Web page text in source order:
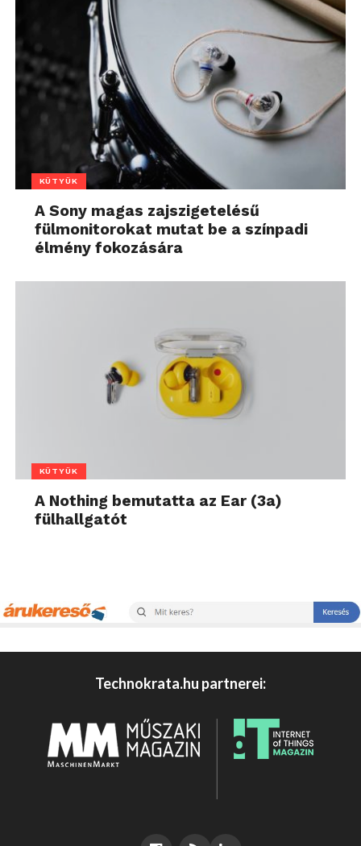
KÜTYÜK
A Sony magas zajszigetelésű
fülmonitorokat mutat be a színpadi
élmény fokozására
KÜTYÜK
A Nothing bemutatta az Ear (3a)
fülhallgatót
Technokrata.hu partnerei: